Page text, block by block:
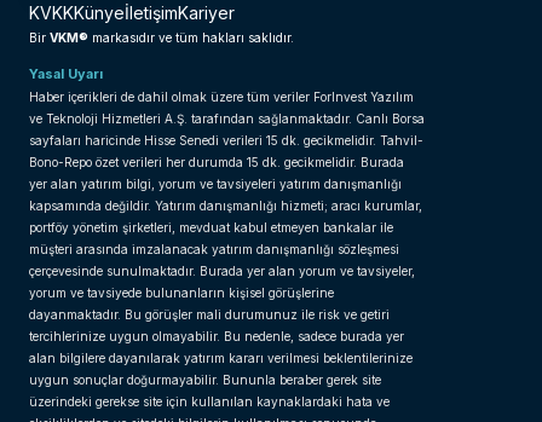
KVKKKünyeİletişimKariyer
Bir VKM® markasıdır ve tüm hakları saklıdır.
Yasal Uyarı
Haber içerikleri de dahil olmak üzere tüm veriler ForInvest Yazılım
ve Teknoloji Hizmetleri A.Ş. tarafından sağlanmaktadır. Canlı Borsa
sayfaları haricinde Hisse Senedi verileri 15 dk. gecikmelidir. Tahvil-
Bono-Repo özet verileri her durumda 15 dk. gecikmelidir. Burada
yer alan yatırım bilgi, yorum ve tavsiyeleri yatırım danışmanlığı
kapsamında değildir. Yatırım danışmanlığı hizmeti; aracı kurumlar,
portföy yönetim şirketleri, mevduat kabul etmeyen bankalar ile
müşteri arasında imzalanacak yatırım danışmanlığı sözleşmesi
çerçevesinde sunulmaktadır. Burada yer alan yorum ve tavsiyeler,
yorum ve tavsiyede bulunanların kişisel görüşlerine
dayanmaktadır. Bu görüşler mali durumunuz ile risk ve getiri
tercihlerinize uygun olmayabilir. Bu nedenle, sadece burada yer
alan bilgilere dayanılarak yatırım kararı verilmesi beklentilerinize
uygun sonuçlar doğurmayabilir. Bununla beraber gerek site
üzerindeki gerekse site için kullanılan kaynaklardaki hata ve